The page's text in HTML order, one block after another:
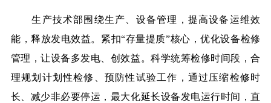
生产技术部围绕生产、设备管理，提高设备运维效
能 ，释放发电效益。 紧扣“存量提质”核心，优化设备检修
管理，让设备多发电、创效益。科学统筹检修时间段，合
理规划计划性检修、预防性试验工作，通过压缩检修时
长、减少非必要停运，最大化延长设备发电运行时间，直